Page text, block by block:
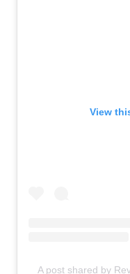
View
A post shared by